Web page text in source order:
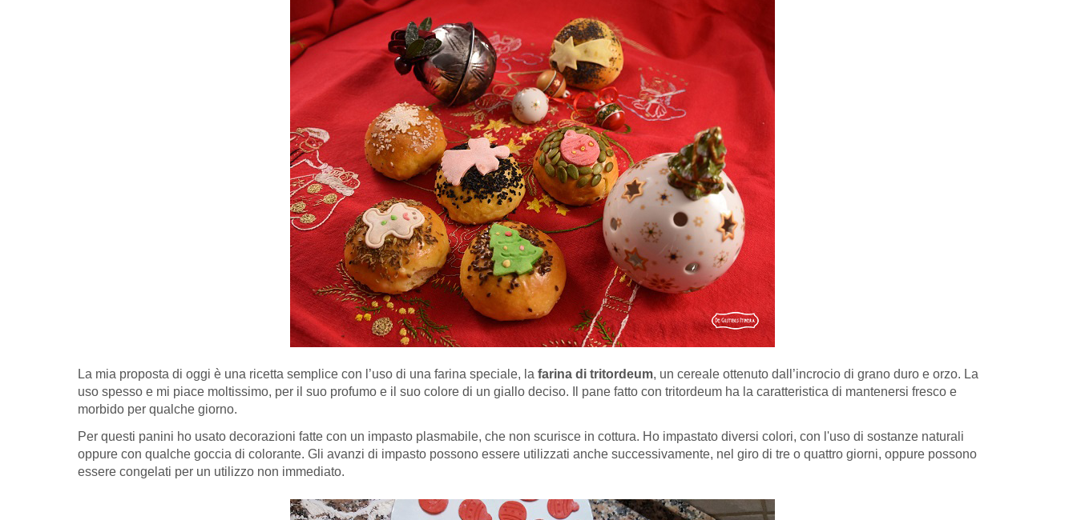
La mia proposta di oggi è una ricetta semplice con l’uso di una farina speciale, la farina di tritordeum, un cereale ottenuto dall’incrocio di grano duro e orzo. La
uso spesso e mi piace moltissimo, per il suo profumo e il suo colore di un giallo deciso. Il pane fatto con tritordeum ha la caratteristica di mantenersi fresco e
morbido per qualche giorno.
Per questi panini ho usato decorazioni fatte con un impasto plasmabile, che non scurisce in cottura. Ho impastato diversi colori, con l'uso di sostanze naturali
oppure con qualche goccia di colorante. Gli avanzi di impasto possono essere utilizzati anche successivamente, nel giro di tre o quattro giorni, oppure possono
essere congelati per un utilizzo non immediato.